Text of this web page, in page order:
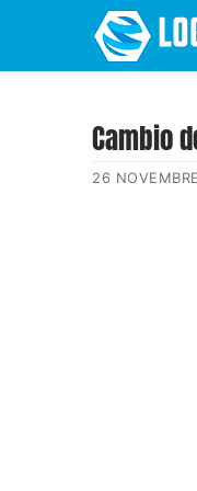
Cambio
26